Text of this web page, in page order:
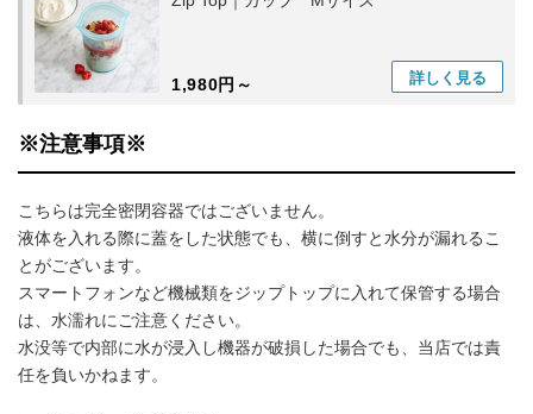
1,980円～ 詳しく 見る
※注意事項※
こちらは完全密閉容器ではございません。
液体を入れる際に蓋をした状態でも、横に倒すと水分が漏れるこ
とがございます。
スマートフォンなど機械類をジップトップに入れて保管する場合
は、水濡れにご注意ください。
水没等で内部に水が浸入し機器が破損した場合でも、当店では責
任を負いかねます。